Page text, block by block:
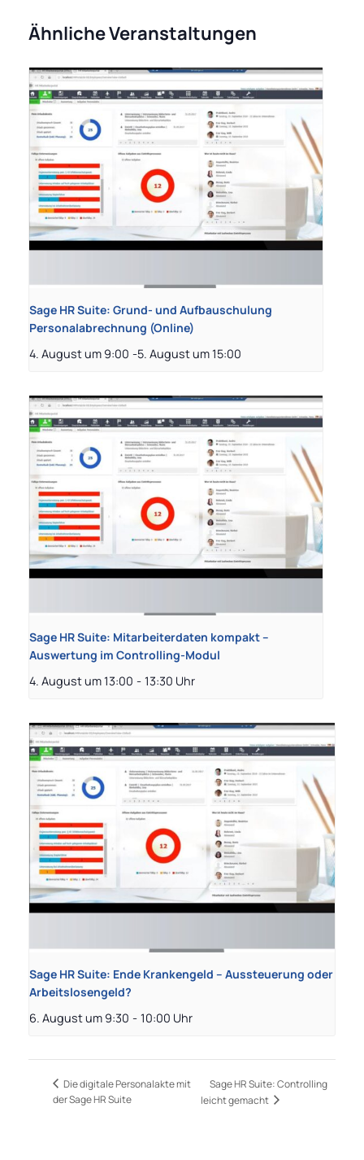
Ähnliche Veranstaltungen
Sage HR Suite: Grund- und Aufbauschulung
Personalabrechnung (Online)
4. August um 9:00 -5. August um 15:00
Sage HR Suite: Mitarbeiterdaten kompakt –
Auswertung im Controlling-Modul
4. August um 13:00 - 13:30
Sage HR Suite: Ende Krankengeld – Aussteuerung oder
Arbeitslosengeld?
6. August um 9:30 - 10:00
Die digitale Personalakte mit
der Sage HR Suite
Sage HR Suite: Controlling
leicht gemacht